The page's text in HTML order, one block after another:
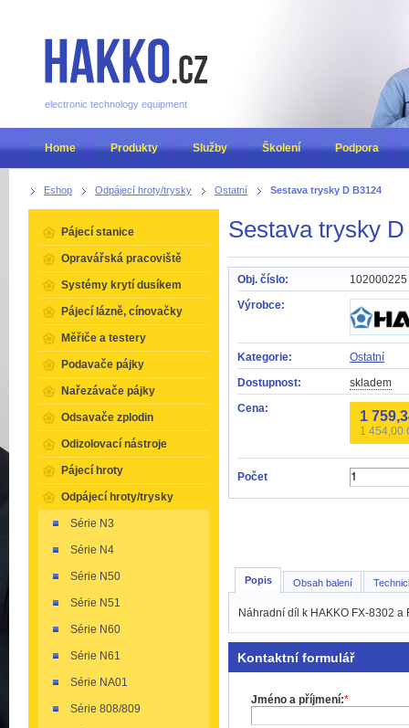
Eshop Odpájecí hroty/trysky Ostatní Sestava trysky D B3124
Sestava trysky
Obj. číslo:
102000225
Výrobce:
Kategorie:
Ostatní
Dostupnost:
skladem
Cena:
1
1 454,00
Počet
Popis Obsah balení
Náhradní díl k HAKKO FX-8302 a
Kontaktní formulář
Jméno a příjmení:*
Pájecí stanice
Opravářská pracoviště
Systémy krytí dusíkem
Pájecí lázně, cínovačky
Měřiče a testery
Podavače pájky
Nařezávače pájky
Odsavače zplodin
Odizolovací nástroje
Pájecí hroty
Odpájecí hroty/trysky
Série N3
Série N4
Série N50
Série N51
Série N60
Série N61
Série NA01
Série 808/809
electronic technology equipment
Home Produkty Služby Školení Podpora